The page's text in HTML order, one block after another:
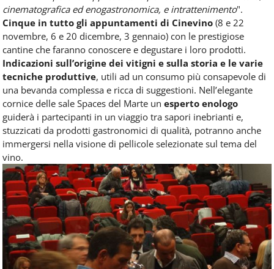
cinematografica ed enogastronomica, e intrattenimento".
Cinque in tutto gli appuntamenti di Cinevino (8 e 22
novembre, 6 e 20 dicembre, 3 gennaio) con le prestigiose
cantine che faranno conoscere e degustare i loro prodotti.
Indicazioni sull’origine dei vitigni e sulla storia e le varie
tecniche produttive, utili ad un consumo più consapevole di
una bevanda complessa e ricca di suggestioni. Nell’elegante
cornice delle sale Spaces del Marte un esperto enologo
guiderà i partecipanti in un viaggio tra sapori inebrianti e,
stuzzicati da prodotti gastronomici di qualità, potranno anche
immergersi nella visione di pellicole selezionate sul tema del
vino.